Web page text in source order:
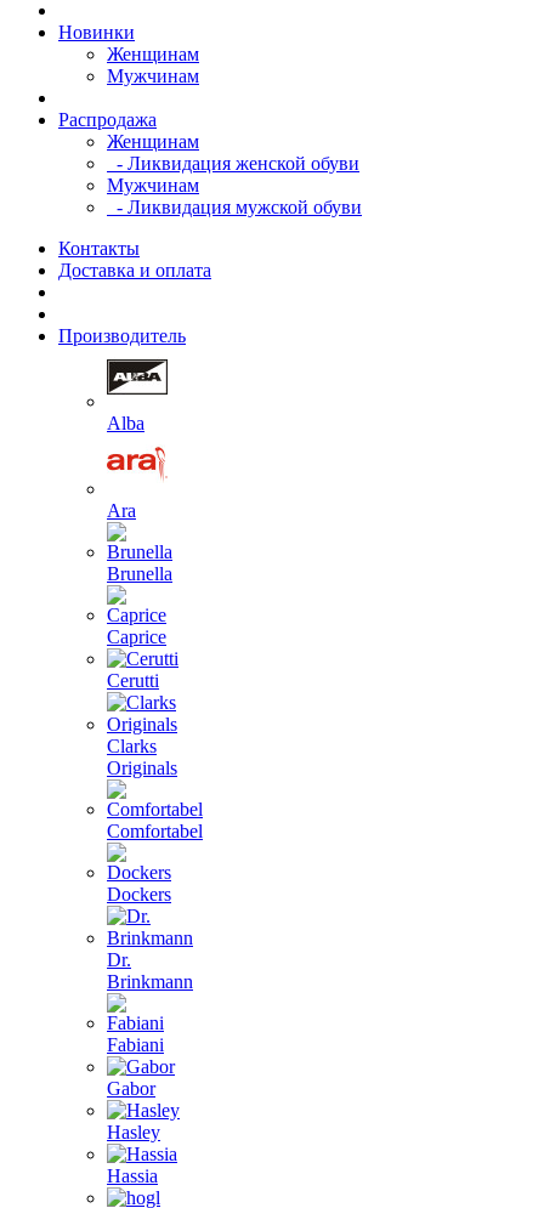
Новинки
Женщинам
Мужчинам
Распродажа
Женщинам
- Ликвидация женской обуви
Мужчинам
- Ликвидация мужской обуви
Контакты
Доставка и оплата
Производитель
Alba
Ara
Brunella
Caprice
Cerutti
Clarks
Originals
Comfortabel
Dockers
Dr.
Brinkmann
Fabiani
Gabor
Hasley
Hassia